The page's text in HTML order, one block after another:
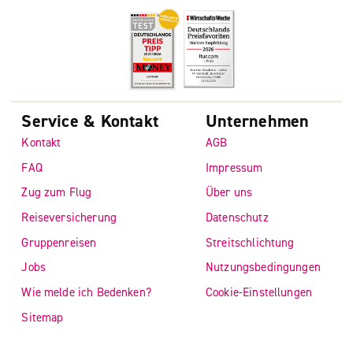
Service & Kontakt
Kontakt
FAQ
Zug zum Flug
Reiseversicherung
Gruppenreisen
Jobs
Wie melde ich Bedenken?
Sitemap
Unternehmen
AGB
Impressum
Über uns
Datenschutz
Streitschlichtung
Nutzungsbedingungen
Cookie-Einstellungen